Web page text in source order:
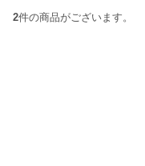
2件の商品がございます。